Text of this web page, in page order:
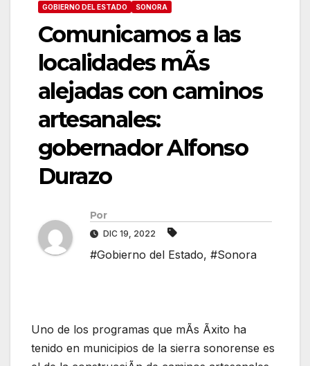
GOBIERNO DEL ESTADO SONORA
Comunicamos a las
localidades mÃs
alejadas con caminos
artesanales:
gobernador Alfonso
Durazo
Por
DIC 19, 2022
#Gobierno del Estado, #Sonora
Uno de los programas que mÃs Ãxito ha
tenido en municipios de la sierra sonorense es